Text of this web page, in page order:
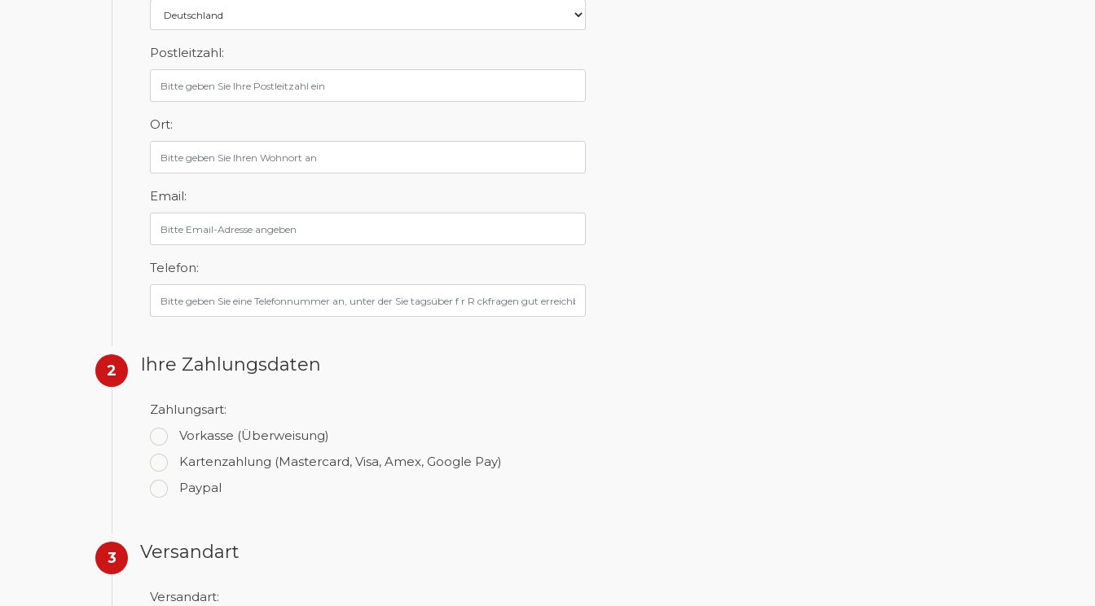
Postleitzahl:
Ort:
Email:
Telefon:
2 Ihre Zahlungsdaten
Zahlungsart:
Vorkasse (Überweisung)
Kartenzahlung (Mastercard, Visa, Amex, Google Pay)
Paypal
3 Versandart
Versandart: